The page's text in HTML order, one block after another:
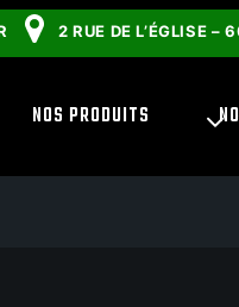
2 RUE DE L’ÉGLISE –
NOS PRODUITS